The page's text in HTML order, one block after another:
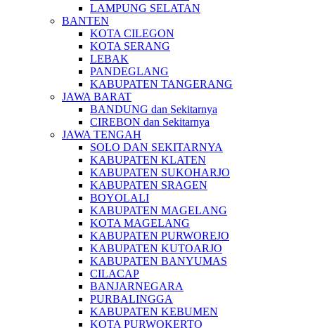
LAMPUNG SELATAN
BANTEN
KOTA CILEGON
KOTA SERANG
LEBAK
PANDEGLANG
KABUPATEN TANGERANG
JAWA BARAT
BANDUNG dan Sekitarnya
CIREBON dan Sekitarnya
JAWA TENGAH
SOLO DAN SEKITARNYA
KABUPATEN KLATEN
KABUPATEN SUKOHARJO
KABUPATEN SRAGEN
BOYOLALI
KABUPATEN MAGELANG
KOTA MAGELANG
KABUPATEN PURWOREJO
KABUPATEN KUTOARJO
KABUPATEN BANYUMAS
CILACAP
BANJARNEGARA
PURBALINGGA
KABUPATEN KEBUMEN
KOTA PURWOKERTO